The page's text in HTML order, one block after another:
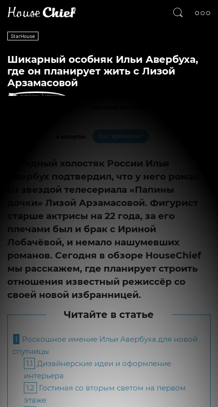
StarHouse
Шикарный особняк Ильи Авербуха,
где он планирует жить с Лизой
Арзамасовой
Завидный холостяк России Илья
Авербух подтвердил, что у него роман
со звездой телесериала «Папины
дочки» Лизой Арзамасовой. Фигурист
старше актрисы на 22 года, за его
плечами был и брак с Ириной
Лобачёвой, и немало нашумевших
романов. Сегодня в обзоре HouseChief
мы расскажем, где планирует строить
отношения известный режиссёр со
своей новой избранницей.
Читайте в статье
1
Роскошное имение Ильи Авербуха для новой
спутницы
1.1 Дизайнерские идеи и оформление
интерьера
1.2 Гостиная со вторым светом на первом
этаже